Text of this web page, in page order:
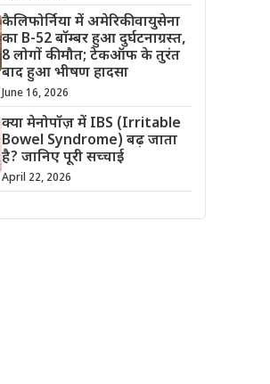
कैलिफोर्निया में अमेरिकी वायुसेना
का B-52 बॉम्बर हुआ दुर्घटनाग्रस्त,
8 लोगों की मौत; टेकऑफ के तुरंत
बाद हुआ भीषण हादसा
June 16, 2026
क्या मेनोपॉज़ में IBS (Irritable
Bowel Syndrome) बढ़ जाता
है? जानिए पूरी सच्चाई
April 22, 2026